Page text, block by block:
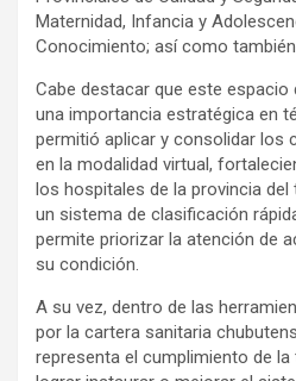
Maternidad, Infancia y
Conocimiento; así como
Cabe destacar que este
una importancia estratégica en
permitió aplicar y consolidar los
en la modalidad virtual,
los hospitales de la provincia
un sistema de clasificación
permite priorizar la atención de
su condición.
A su vez, dentro de las
por la cartera sanitaria
representa el cumplimiento de